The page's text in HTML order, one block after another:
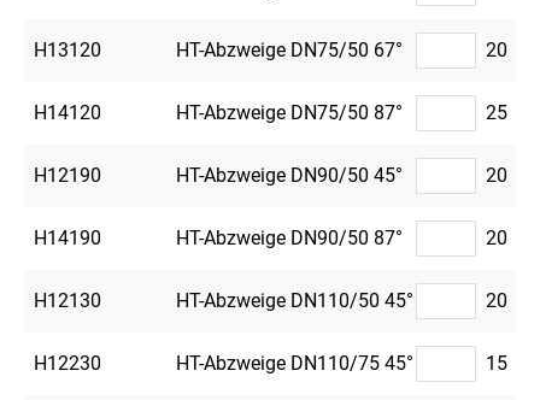
H13120 HT-Abzweige DN75/50 67° 20
H14120 HT-Abzweige DN75/50 87° 25
H12190 HT-Abzweige DN90/50 45° 20
H14190 HT-Abzweige DN90/50 87° 20
H12130 HT-Abzweige DN110/50 45° 20
H12230 HT-Abzweige DN110/75 45° 15